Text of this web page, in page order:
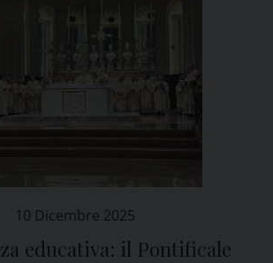
10 Dicembre 2025
educativa: il Pontificale